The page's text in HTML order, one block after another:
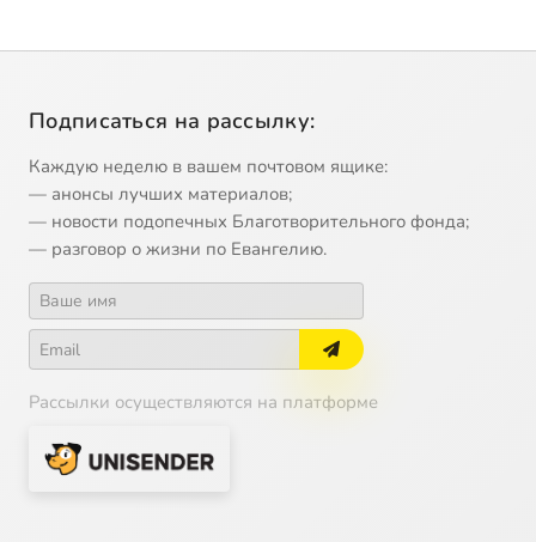
Подписаться на рассылку:
Каждую неделю в вашем почтовом ящике:
— анонсы лучших материалов;
— новости подопечных Благотворительного фонда;
— разговор о жизни по Евангелию.
Рассылки осуществляются на платформе